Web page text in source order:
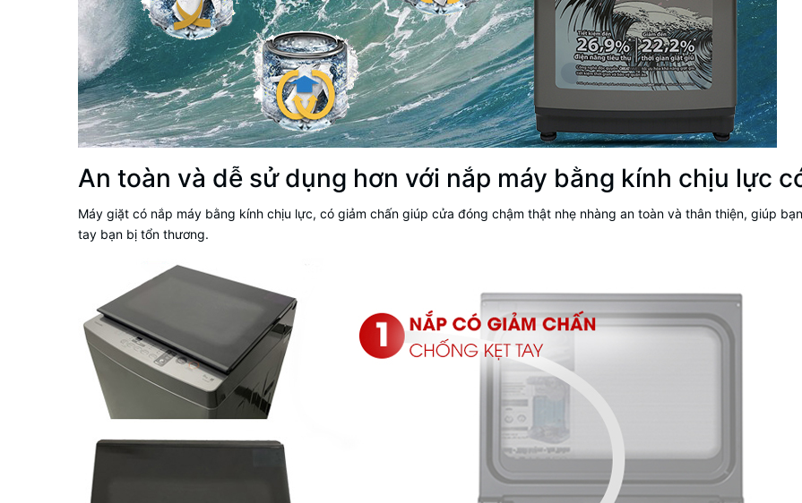
An toàn và dễ sử dụng hơn với nắp máy bằng kính chịu lực
Máy giặt có nắp máy bằng kính chịu lực, có giảm chấn giúp cửa đóng chậm thật nhẹ nhàng an toàn và thân thiện, giúp
tay bạn bị tổn thương.